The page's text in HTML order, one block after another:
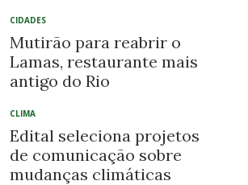
CIDADES
Mutirão para reabrir o
Lamas, restaurante mais
antigo do Rio
CLIMA
Edital seleciona projetos
de comunicação sobre
mudanças climáticas